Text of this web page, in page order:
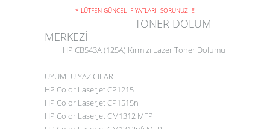
* LÜTFEN GÜNCEL FİYATLARI SORUNUZ !!!
TONER DOLUM
MERKEZİ
HP CB543A (125A) Kırmızı Lazer Toner Dolumu
UYUMLU YAZICILAR
HP Color LaserJet CP1215
HP Color LaserJet CP1515n
HP Color LaserJet CM1312 MFP